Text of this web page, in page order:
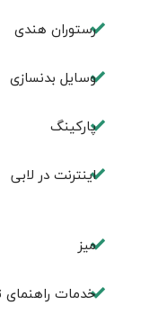
رستوران هندی
وسایل بدنسازی
پاركينگ
اينترنت در لابی
ميز
خدمات راهنمای